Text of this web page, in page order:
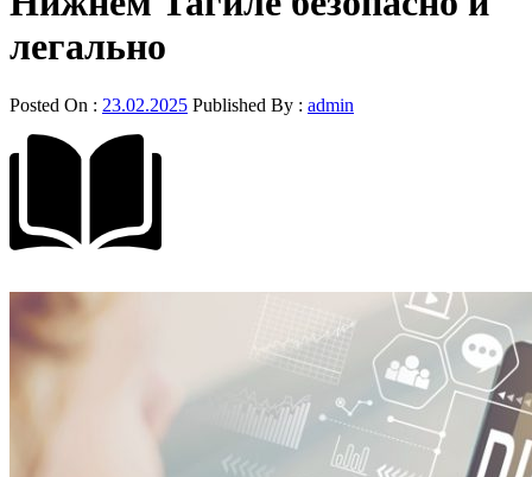
легально
Posted On : 23.02.2025 Published By : admin